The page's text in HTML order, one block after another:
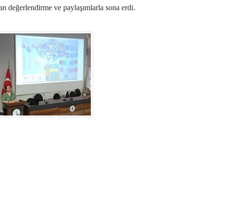
değerlendirme ve paylaşımlarla sona erdi.